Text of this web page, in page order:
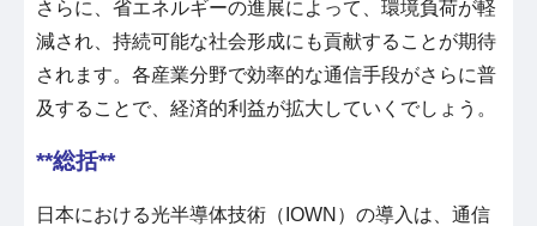
さらに、省エネルギーの進展によって、環境負荷が軽
減され、持続可能な社会形成にも貢献することが期待
されます。各産業分野で効率的な通信手段がさらに普
及することで、経済的利益が拡大していくでしょう。
**総括**
日本における光半導体技術（IOWN）の導入は、通信